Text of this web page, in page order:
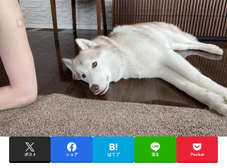
ポスト シェア はてブ 送る Pocket